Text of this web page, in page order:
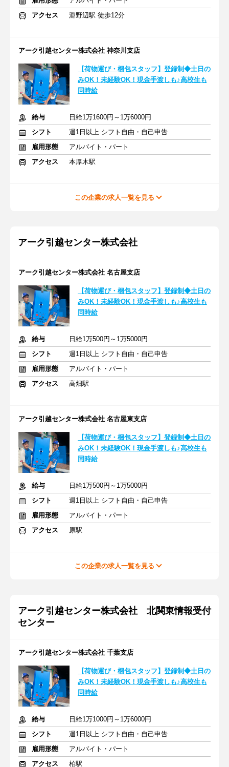
アクセス
淵野辺駅 徒歩12分
アーク引越センター株式会社 神奈川支店
【荷物運び・梱包スタッフ】登録制◆土日の
みOK！未経験OK！現金手渡しも♪高校生も
同時給
給与
日給1万1600円～1万6000円
シフト
週1日以上 シフト自由・自己申告
雇用形態
アルバイト・パート
アクセス
本厚木駅
この企業の求人一覧を見る
アーク引越センター株式会社
アーク引越センター株式会社 名古屋支店
【荷物運び・梱包スタッフ】登録制◆土日の
みOK！未経験OK！現金手渡しも♪高校生も
同時給
給与
日給1万500円～1万5000円
シフト
週1日以上 シフト自由・自己申告
雇用形態
アルバイト・パート
アクセス
高畑駅
アーク引越センター株式会社 名古屋東支店
【荷物運び・梱包スタッフ】登録制◆土日の
みOK！未経験OK！現金手渡しも♪高校生も
同時給
給与
日給1万500円～1万5000円
シフト
週1日以上 シフト自由・自己申告
雇用形態
アルバイト・パート
アクセス
原駅
この企業の求人一覧を見る
アーク引越センター株式会社 北関東情報受付
センター
アーク引越センター株式会社 千葉支店
【荷物運び・梱包スタッフ】登録制◆土日の
みOK！未経験OK！現金手渡しも♪高校生も
同時給
給与
日給1万1000円～1万6000円
シフト
週1日以上 シフト自由・自己申告
雇用形態
アルバイト・パート
アクセス
柏駅